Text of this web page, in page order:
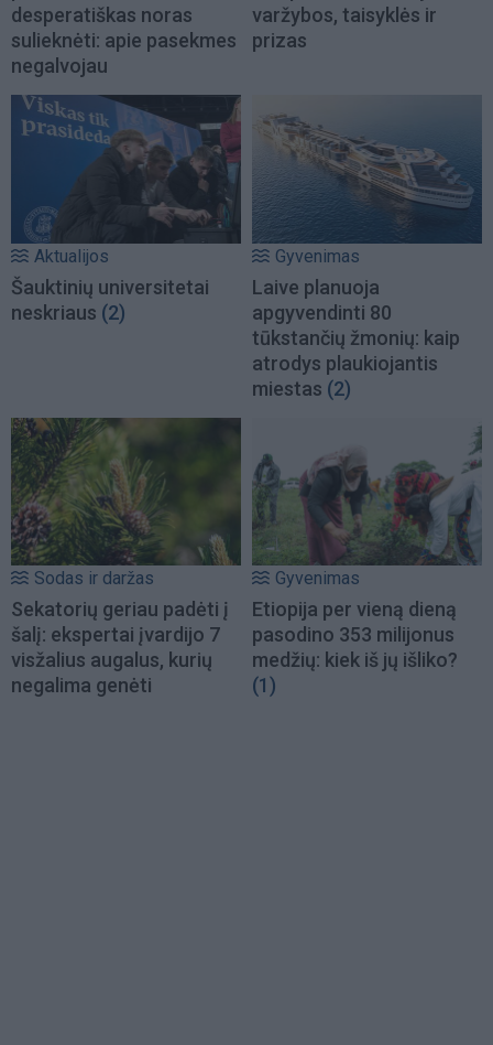
desperatiškas noras
sulieknėti: apie pasekmes
negalvojau
varžybos, taisyklės ir
prizas
Aktualijos
Šauktinių universitetai
neskriaus (2)
Gyvenimas
Laive planuoja
apgyvendinti 80
tūkstančių žmonių: kaip
atrodys plaukiojantis
miestas (2)
Sodas ir daržas
Sekatorių geriau padėti į
šalį: ekspertai įvardijo 7
visžalius augalus, kurių
negalima genėti
Gyvenimas
Etiopija per vieną dieną
pasodino 353 milijonus
medžių: kiek iš jų išliko?
(1)